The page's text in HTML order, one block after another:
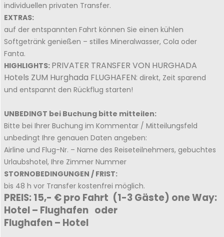
individuellen privaten Transfer.
EXTRAS:
auf der entspannten Fahrt können Sie einen kühlen
Softgetränk genießen – stilles Mineralwasser, Cola oder
Fanta.
HIGHLIGHTS: PRIVATER TRANSFER VON HURGHADA
Hotels ZUM Hurghada FLUGHAFEN: direkt, Zeit sparend
und entspannt den Rückflug starten!
UNBEDINGT bei Buchung bitte mitteilen:
Bitte bei Ihrer Buchung im Kommentar / Mitteilungsfeld
unbedingt Ihre genauen Daten angeben:
Airline und Flug-Nr. – Name des Reiseteilnehmers, gebuchtes
Urlaubshotel, Ihre Zimmer Nummer
STORNOBEDINGUNGEN / FRIST:
bis 48 h vor Transfer kostenfrei möglich.
PREIS: 15,- € pro Fahrt (1-3 Gäste) one Way:
Hotel – Flughafen oder
Flughafen – Hotel